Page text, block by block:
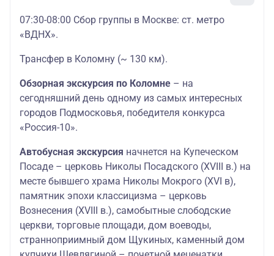
07:30-08:00 Сбор группы в Москве: ст. метро
«ВДНХ».
Трансфер в Коломну (~ 130 км).
Обзорная экскурсия по Коломне – на
сегодняшний день одному из самых интересных
городов Подмосковья, победителя конкурса
«Россия-10».
Автобусная экскурсия начнется на Купеческом
Посаде – церковь Николы Посадского (XVIII в.) на
месте бывшего храма Николы Мокрого (XVI в),
памятник эпохи классицизма – церковь
Вознесения (XVIII в.), самобытные слободские
церкви, торговые площади, дом воеводы,
странноприимный дом Щукиных, каменный дом